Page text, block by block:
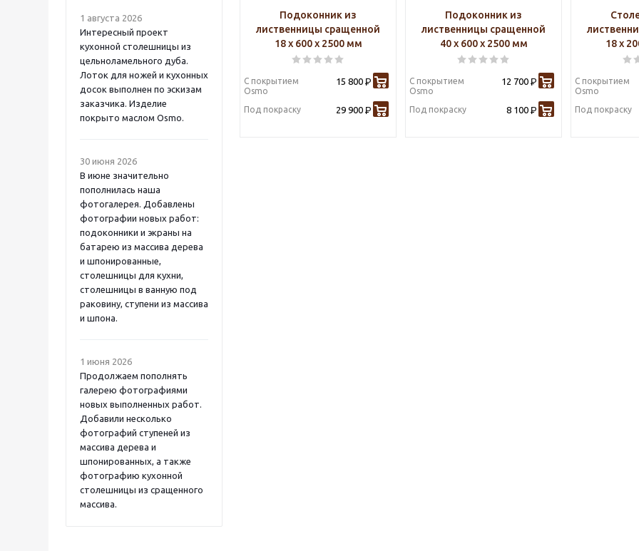
1 августа 2026
Интересный проект
кухонной столешницы из
цельноламельного дуба.
Лоток для ножей и кухонных
досок выполнен по эскизам
заказчика. Изделие
покрыто маслом Osmo.
30 июня 2026
В июне значительно
пополнилась наша
фотогалерея. Добавлены
фотографии новых работ:
подоконники и экраны на
батарею из массива дерева
и шпонированные,
столешницы для кухни,
столешницы в ванную под
раковину, ступени из массива
и шпона.
1 июня 2026
Продолжаем пополнять
галерею фотографиями
новых выполненных работ.
Добавили несколько
фотографий ступеней из
массива дерева и
шпонированных, а также
фотографию кухонной
столешницы из сращенного
массива.
Подоконник из
лиственницы сращенной
18 х 600 х 2500 мм
С покрытием
Osmo
15 800 Р
Под покраску 29 900 Р
Подоконник из
лиственницы сращенной
40 х 600 х 2500 мм
С покрытием
Osmo
12 700 Р
Под покраску 8 100 Р
18 х
С покрытием
Osmo
Под покраску